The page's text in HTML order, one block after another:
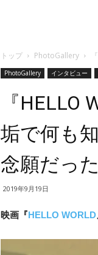
トップ PhotoGallery
PhotoGallery インタビュー
『HELLO
垢で何も
念願だっ
2019年9月19日
映画『HELLO WORLD